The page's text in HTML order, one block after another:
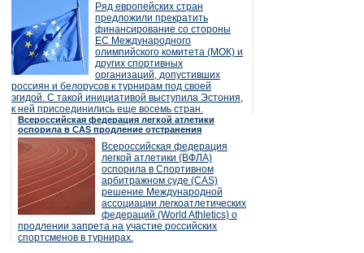
Ряд европейских стран
предложили прекратить
финансирование со стороны
ЕС Международного
олимпийского комитета (МОК) и
других спортивных
организаций, допустивших
россиян и белорусов к турнирам под своей
эгидой. С такой инициативой выступила Эстония,
к ней присоединились еще восемь стран.
Всероссийская федерация легкой атлетики
оспорила в CAS продление отстранения
Всероссийская федерация
легкой атлетики (ВФЛА)
оспорила в Спортивном
арбитражном суде (CAS)
решение Международной
ассоциации легкоатлетических
федераций (World Athletics) о
продлении запрета на участие российских
спортсменов в турнирах.